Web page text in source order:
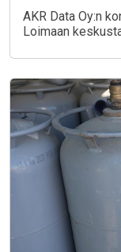
AKR Data Oy:n
Loimaan